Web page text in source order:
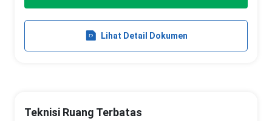
Lihat Detail Dokumen
Teknisi Ruang Terbatas